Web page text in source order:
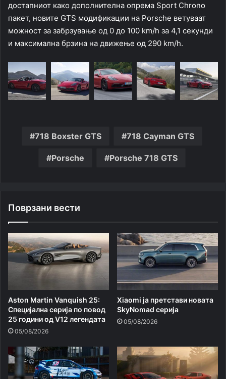
достапниот како дополнителна опрема Sport Chrono
пакет, новите GTS модификации на Porsche ветуваат
можност за забрзување од 0 до 100 km/h за 4,1 секунди
и максимална брзина на движење од 290 km/h.
718 Boxster GTS 718 Cayman GTS
Porsche Porsche 718 GTS
Поврзани вести
Aston Martin Vanquish 25:
Специјална серија по повод
25 години од V12 легендата
05/08/2026
Xiaomi ja претстави новата
SkyNomad серија
05/08/2026